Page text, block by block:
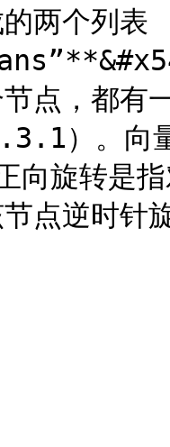
两个列表
点，都有
）。向
向旋转是